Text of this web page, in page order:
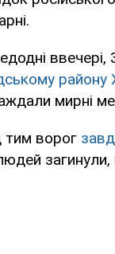
ввечері,
району
мирні
тим ворог